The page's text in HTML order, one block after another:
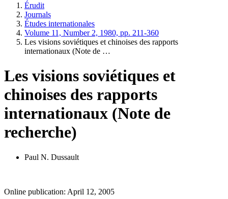
Érudit
Journals
Études internationales
Volume 11, Number 2, 1980, pp. 211-360
Les visions soviétiques et chinoises des rapports
internationaux (Note de …
Les visions soviétiques et
chinoises des rapports
internationaux (Note de
recherche)
Paul N. Dussault
Online publication: April 12, 2005